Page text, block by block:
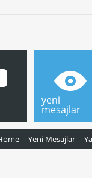
Yeni Mesajlar
yeni
mesajlar